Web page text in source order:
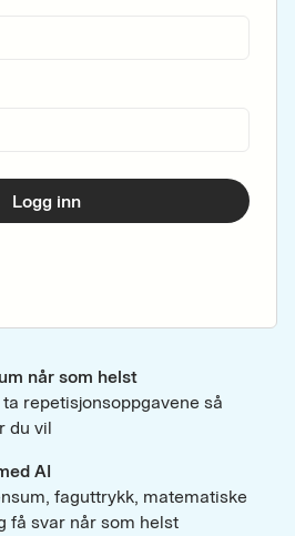
Logg inn
når som helst
repetisjonsoppgavene så
du vil
AI
faguttrykk, matematiske
få svar når som helst